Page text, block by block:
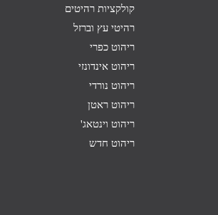
קולקציות רהיטים
רהיטי עץ וברזל
ריהוט כפרי
ריהוט אינדונזי
ריהוט נורדי
ריהוט ראטן
ריהוט וינטאג'
ריהוט חדש